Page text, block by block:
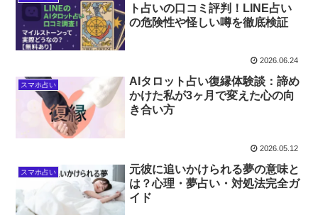
ト占いの口コミ評判！LINE占い
の危険性や怪しい噂を徹底検証
2026.06.24
スマホ占い
AIタロット占い復縁体験談：諦め
かけた私が3ヶ月で変えた心の向
き合い方
2026.05.12
スマホ占い
元彼に追いかけられる夢の意味と
は？心理・夢占い・対処法完全ガ
イド